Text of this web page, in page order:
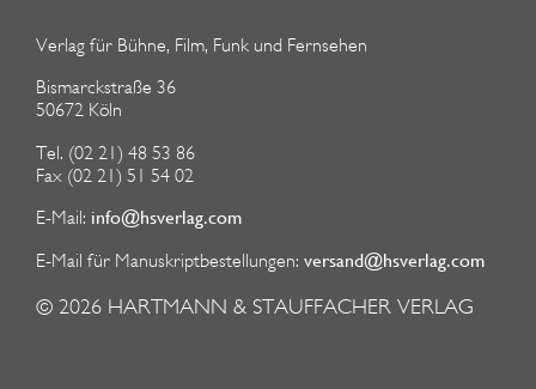
Verlag für Bühne, Film, Funk und Fernsehen
Bismarckstraße 36
50672 Köln
Tel. (02 21) 48 53 86
Fax (02 21) 51 54 02
E-Mail: info@hsverlag.com
E-Mail für Manuskriptbestellungen: versand@hsverlag.com
© 2026 HARTMANN & STAUFFACHER VERLAG